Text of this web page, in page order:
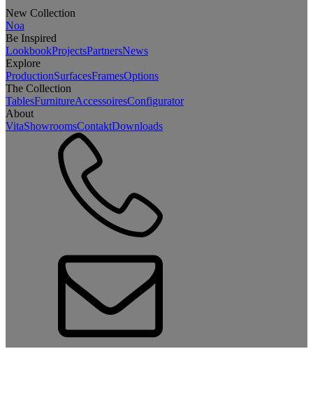
New Collection
Noa
Be Inspired
LookbookProjectsPartnersNews
Explore
ProductionSurfacesFramesOptions
The Collection
TablesFurnitureAccessoiresConfigurator
About
VitaShowroomsContaktDownloads